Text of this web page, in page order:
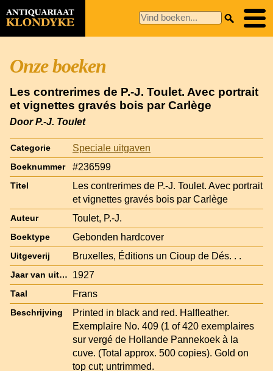
Onze boeken
Les contrerimes de P.-J. Toulet. Avec portrait
et vignettes gravés bois par Carlège
Door P.-J. Toulet
Categorie Speciale uitgaven
Boeknummer #236599
Titel
Les contrerimes de P.-J. Toulet. Avec portrait
et vignettes gravés bois par Carlège
Auteur Toulet, P.-J.
Boektype Gebonden hardcover
Uitgeverij Bruxelles, Éditions un Cioup de Dés. . .
Jaar van uitgave 1927
Taal Frans
Beschrijving
Printed in black and red. Halfleather.
Exemplaire No. 409 (1 of 420 exemplaires
sur vergé de Hollande Pannekoek à la
cuve. (Total approx. 500 copies). Gold on
top cut; untrimmed.